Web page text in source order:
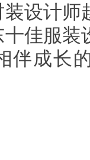
设计
佳服装
伴成长